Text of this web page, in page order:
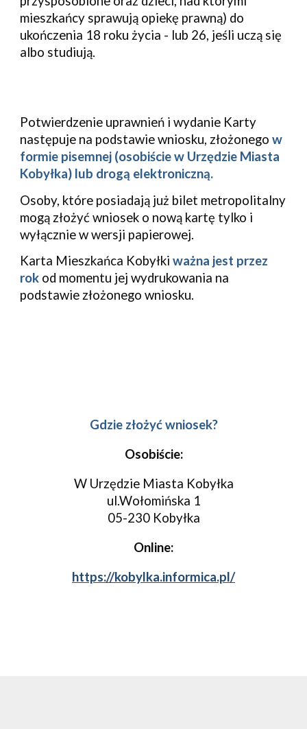
mieszkańcy sprawują opiekę prawną) do
ukończenia 18 roku życia - lub 26, jeśli uczą się
albo studiują.
Potwierdzenie uprawnień i wydanie Karty
następuje na podstawie wniosku, złożonegow
formie pisemnej (osobiście w Urzędzie Miasta
Kobyłka) lub drogą elektroniczną.
Osoby, które posiadają już bilet metropolitalny
mogą złożyć wniosek o nową kartę tylko i
wyłącznie w wersji papierowej.
Karta Mieszkańca Kobyłkiważna jest przez
rok od momentu jej wydrukowania na
podstawie złożonego wniosku.
Gdzie złożyć wniosek?
Osobiście:
W Urzędzie Miasta Kobyłka
ul.Wołomińska 1
05-230 Kobyłka
Online:
https://kobylka.informica.pl/